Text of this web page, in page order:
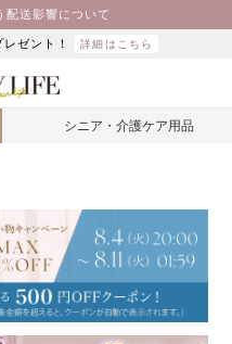
配送影響について
ゼント！ 詳細はこちら
シニア・介護ケア用品